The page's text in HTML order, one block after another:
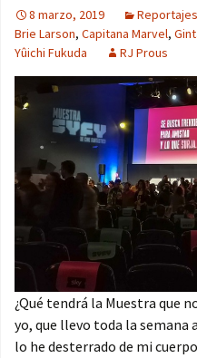
8 marzo, 2019 Reportajes
Brie Larson, Capitana Marvel,
Yûichi Fukuda
RJ Prous
¿Qué tendrá la Muestra que
yo, que llevo toda la semana
lo he desterrado de mi